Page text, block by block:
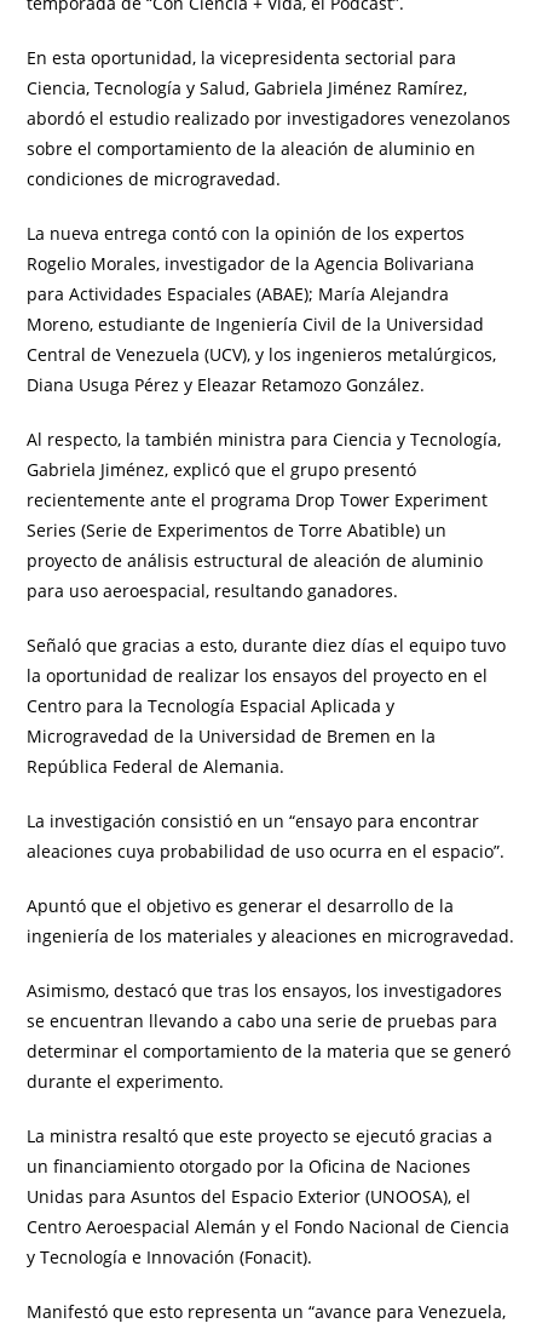
En esta oportunidad, la vicepresidenta sectorial para
Ciencia, Tecnología y Salud, Gabriela Jiménez Ramírez,
abordó el estudio realizado por investigadores venezolanos
sobre el comportamiento de la aleación de aluminio en
condiciones de microgravedad.
La nueva entrega contó con la opinión de los expertos
Rogelio Morales, investigador de la Agencia Bolivariana
para Actividades Espaciales (ABAE); María Alejandra
Moreno, estudiante de Ingeniería Civil de la Universidad
Central de Venezuela (UCV), y los ingenieros metalúrgicos,
Diana Usuga Pérez y Eleazar Retamozo González.
Al respecto, la también ministra para Ciencia y Tecnología,
Gabriela Jiménez, explicó que el grupo presentó
recientemente ante el programa Drop Tower Experiment
Series (Serie de Experimentos de Torre Abatible) un
proyecto de análisis estructural de aleación de aluminio
para uso aeroespacial, resultando ganadores.
Señaló que gracias a esto, durante diez días el equipo tuvo
la oportunidad de realizar los ensayos del proyecto en el
Centro para la Tecnología Espacial Aplicada y
Microgravedad de la Universidad de Bremen en la
República Federal de Alemania.
La investigación consistió en un “ensayo para encontrar
aleaciones cuya probabilidad de uso ocurra en el espacio”.
Apuntó que el objetivo es generar el desarrollo de la
ingeniería de los materiales y aleaciones en microgravedad.
Asimismo, destacó que tras los ensayos, los investigadores
se encuentran llevando a cabo una serie de pruebas para
determinar el comportamiento de la materia que se generó
durante el experimento.
La ministra resaltó que este proyecto se ejecutó gracias a
un financiamiento otorgado por la Oficina de Naciones
Unidas para Asuntos del Espacio Exterior (UNOOSA), el
Centro Aeroespacial Alemán y el Fondo Nacional de Ciencia
y Tecnología e Innovación (Fonacit).
Manifestó que esto representa un “avance para Venezuela,